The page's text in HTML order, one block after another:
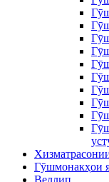
Гӯшмонакҳои
Веллип